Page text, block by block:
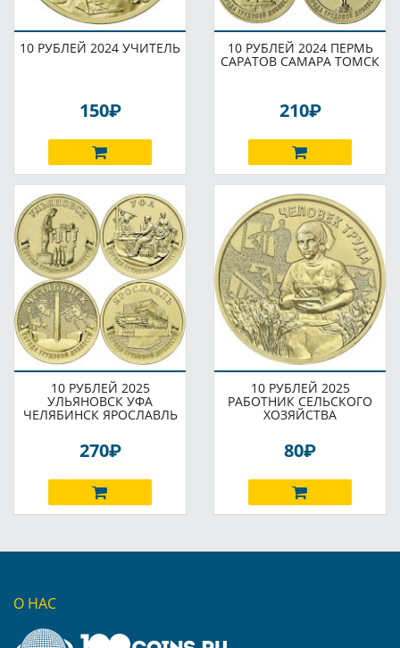
10 РУБЛЕЙ 2024 УЧИТЕЛЬ
150P
10 РУБЛЕЙ 2024 ПЕРМЬ
САРАТОВ САМАРА ТОМСК
210P
10 РУБЛЕЙ 2025
УЛЬЯНОВСК УФА
ЧЕЛЯБИНСК ЯРОСЛАВЛЬ
270P
10 РУБЛЕЙ 2025
РАБОТНИК СЕЛЬСКОГО
ХОЗЯЙСТВА
80P
О НАС